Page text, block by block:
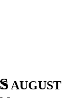
AUGUST